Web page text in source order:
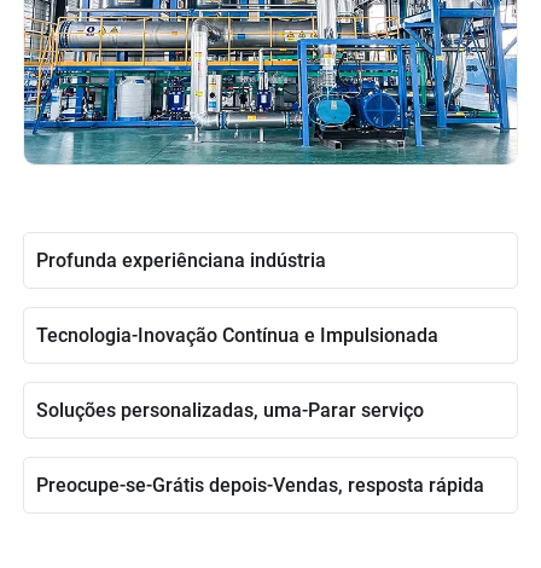
Profunda experiênciana indústria
Tecnologia-Inovação Contínua e Impulsionada
Soluções personalizadas, uma-Parar serviço
Preocupe-se-Grátis depois-Vendas, resposta rápida